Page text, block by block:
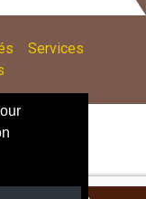
Services